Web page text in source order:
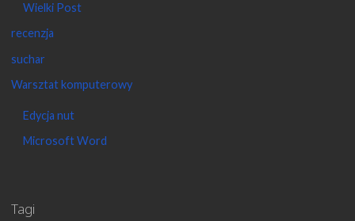
Wielki Post
recenzja
suchar
Warsztat komputerowy
Edycja nut
Microsoft Word
Tagi